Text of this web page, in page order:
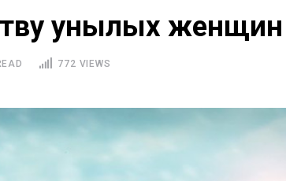
унылых женщин
772 VIEWS